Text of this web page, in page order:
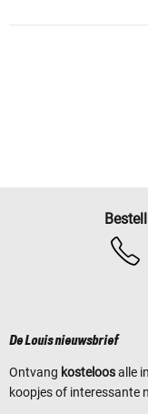
De Louis nieuwsbrief
Ontvang kosteloosalle
koopjes of interessante